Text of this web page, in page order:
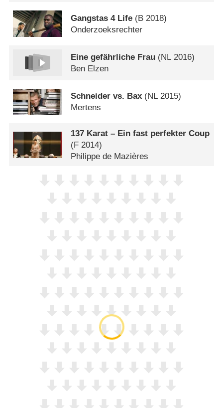
Gangstas 4 Life (B 2018)
Onderzoeksrechter
Eine gefährliche Frau (NL 2016)
Ben Elzen
Schneider vs. Bax (NL 2015)
Mertens
137 Karat – Ein fast perfekter Coup
(F 2014)
Philippe de Mazières